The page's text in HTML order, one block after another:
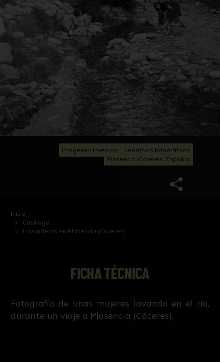
Imágenes inversas
Negativos fotográficos
Plasencia (Cáceres, España)
Inicio
Catálogo
Lavanderas en Plasencia (Cáceres)
FICHA TÉCNICA
Fotografía de unas mujeres lavando en el río,
durante un viaje a Plasencia (Cáceres).